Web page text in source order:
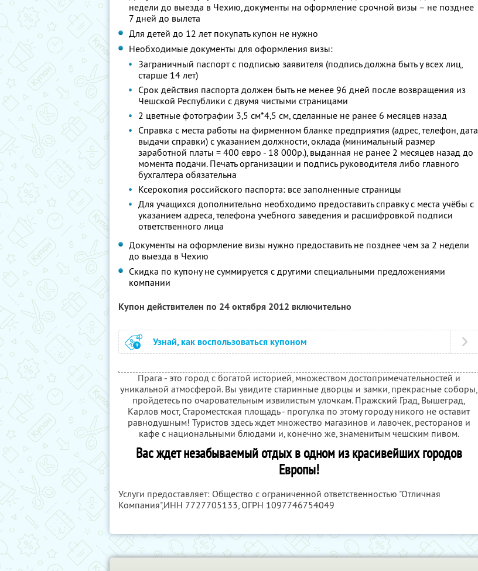
недели до выезда в Чехию, документы на оформление срочной визы – не позднее
7 дней до вылета
Для детей до 12 лет покупать купон не нужно
Необходимые документы для оформления визы:
Заграничный паспорт с подписью заявителя (подпись должна быть у всех лиц,
старше 14 лет)
Срок действия паспорта должен быть не менее 96 дней после возвращения из
Чешской Республики с двумя чистыми страницами
2 цветные фотографии 3,5 см*4,5 см, сделанные не ранее 6 месяцев назад
Справка с места работы на фирменном бланке предприятия (адрес, телефон, дата
выдачи справки) с указанием должности, оклада (минимальный размер
заработной платы = 400 евро - 18 000р.), выданная не ранее 2 месяцев назад до
момента подачи. Печать организации и подпись руководителя либо главного
бухгалтера обязательна
Ксерокопия российского паспорта: все заполненные страницы
Для учащихся дополнительно необходимо предоставить справку с места учёбы с
указанием адреса, телефона учебного заведения и расшифровкой подписи
ответственного лица
Документы на оформление визы нужно предоставить не позднее чем за 2 недели
до выезда в Чехию
Скидка по купону не суммируется с другими специальными предложениями
компании
Купон действителен по 24 октября 2012 включительно
Узнай, как воспользоваться купоном
Прага - это город с богатой историей, множеством достопримечательностей и
уникальной атмосферой. Вы увидите старинные дворцы и замки, прекрасные соборы,
пройдетесь по очаровательным извилистым улочкам. Пражский Град, Вышеград,
Карлов мост, Староместская площадь - прогулка по этому городу никого не оставит
равнодушным! Туристов здесь ждет множество магазинов и лавочек, ресторанов и
кафе с национальными блюдами и, конечно же, знаменитым чешским пивом.
Вас ждет незабываемый отдых в одном из красивейших городов
Европы!
Услуги предоставляет: Общество с ограниченной ответственностью "Отличная
Компания",ИНН 7727705133, ОГРН 1097746754049